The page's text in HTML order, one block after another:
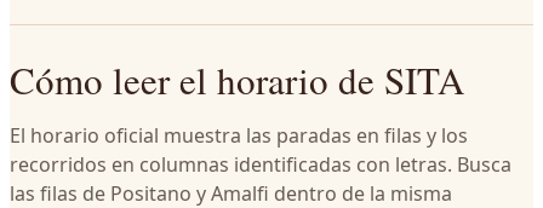
Cómo leer el horario de SITA
El horario oficial muestra las paradas en filas y los
recorridos en columnas identificadas con letras. Busca
las filas de Positano y Amalfi dentro de la misma